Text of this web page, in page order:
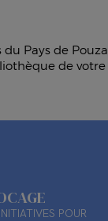
Pays de
de
POUR